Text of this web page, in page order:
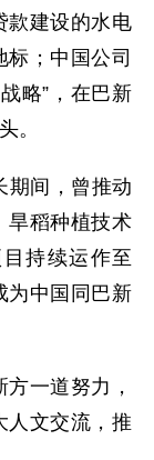
款建设的水电
；中国公司
略”，在巴新
。
间，曾推动
旱稻种植技术
持续运作至
为中国同巴新
一道努力，
人文交流，推